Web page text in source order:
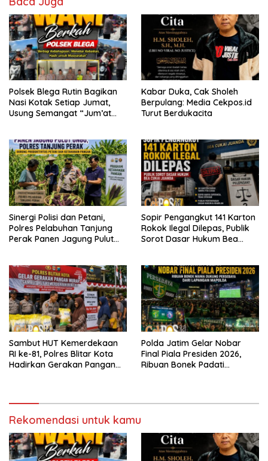
Polsek Blega Rutin Bagikan
Nasi Kotak Setiap Jumat,
Usung Semangat “Jum’at
Kabar Duka, Cak Sholeh
Berpulang: Media Cekpos.id
Turut Berdukacita
Sinergi Polisi dan Petani,
Polres Pelabuhan Tanjung
Perak Panen Jagung Pulut
Sopir Pengangkut 141 Karton
Rokok Ilegal Dilepas, Publik
Sorot Dasar Hukum Bea
Sambut HUT Kemerdekaan
RI ke-81, Polres Blitar Kota
Hadirkan Gerakan Pangan
Polda Jatim Gelar Nobar
Final Piala Presiden 2026,
Ribuan Bonek Padati
Rekomendasi untuk kamu